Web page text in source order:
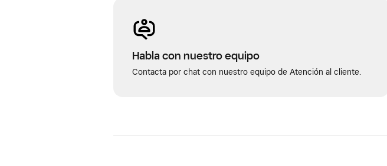
Habla con nuestro equipo
Contacta por chat con nuestro equipo de Atención al cliente.